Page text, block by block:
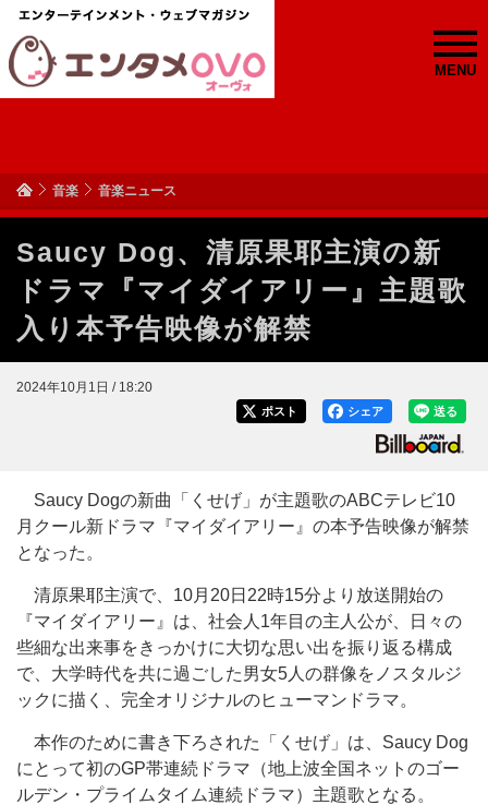
MENU
音楽 音楽ニュース
Saucy Dog、清原果耶主演の新
ドラマ『マイダイアリー』主題歌
入り本予告映像が解禁
2024年10月1日 / 18:20
送る
シェア
ポスト
Saucy Dogの新曲「くせげ」が主題歌のABCテレビ10
月クール新ドラマ『マイダイアリー』の本予告映像が解禁
となった。
清原果耶主演で、10月20日22時15分より放送開始の
『マイダイアリー』は、社会人1年目の主人公が、日々の
些細な出来事をきっかけに大切な思い出を振り返る構成
で、大学時代を共に過ごした男女5人の群像をノスタルジ
ックに描く、完全オリジナルのヒューマンドラマ。
本作のために書き下ろされた「くせげ」は、Saucy Dog
にとって初のGP帯連続ドラマ（地上波全国ネットのゴー
ルデン・プライムタイム連続ドラマ）主題歌となる。